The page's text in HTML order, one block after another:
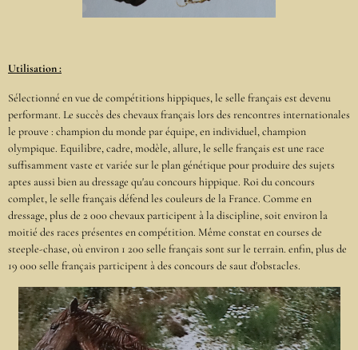
Utilisation :
Sélectionné en vue de compétitions hippiques, le selle français est devenu
performant. Le succès des chevaux français lors des rencontres internationales
le prouve : champion du monde par équipe, en individuel, champion
olympique. Equilibre, cadre, modèle, allure, le selle français est une race
suffisamment vaste et variée sur le plan génétique pour produire des sujets
aptes aussi bien au dressage qu'au concours hippique. Roi du concours
complet, le selle français défend les couleurs de la France. Comme en
dressage, plus de 2 000 chevaux participent à la discipline, soit environ la
moitié des races présentes en compétition. Même constat en courses de
steeple-chase, où environ 1 200 selle français sont sur le terrain. enfin, plus de
19 000 selle français participent à des concours de saut d'obstacles.